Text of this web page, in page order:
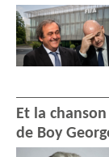
Et la
de Boy